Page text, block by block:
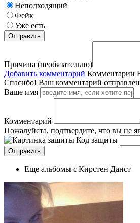
Неподходящий
Фейк
Уже есть
Причина (необязательно)
Добавить комментарий Комментарии
Спасибо! Ваш комментарий отправлен
Ваше имя
Комментарий
Пожалуйста, подтвердите, что вы не
Код защиты
Еще альбомы с Кирстен Данст